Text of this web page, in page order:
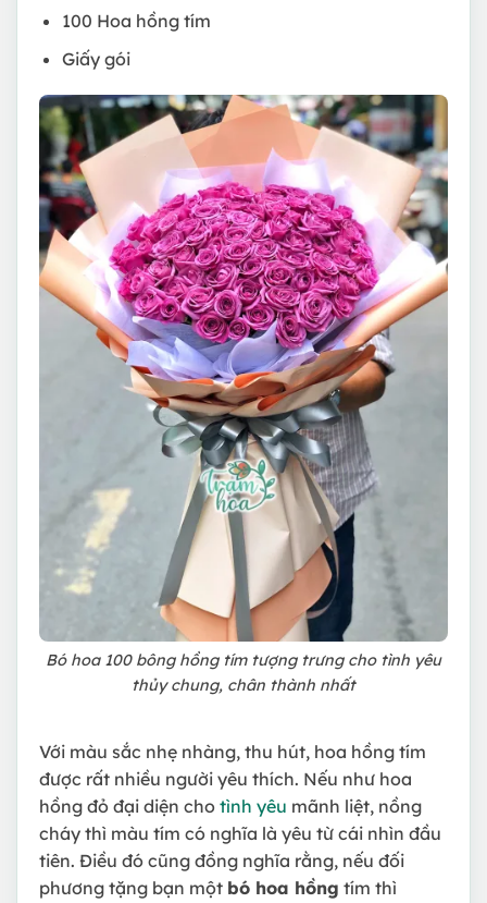
100 Hoa hồng tím
Giấy gói
Bó hoa 100 bông hồng tím tượng trưng cho tình yêu
thủy chung, chân thành nhất
Với màu sắc nhẹ nhàng, thu hút, hoa hồng tím
được rất nhiều người yêu thích. Nếu như hoa
hồng đỏ đại diện cho tình yêu mãnh liệt, nồng
cháy thì màu tím có nghĩa là yêu từ cái nhìn đầu
tiên. Điều đó cũng đồng nghĩa rằng, nếu đối
phương tặng bạn một bó hoa hồng tím thì